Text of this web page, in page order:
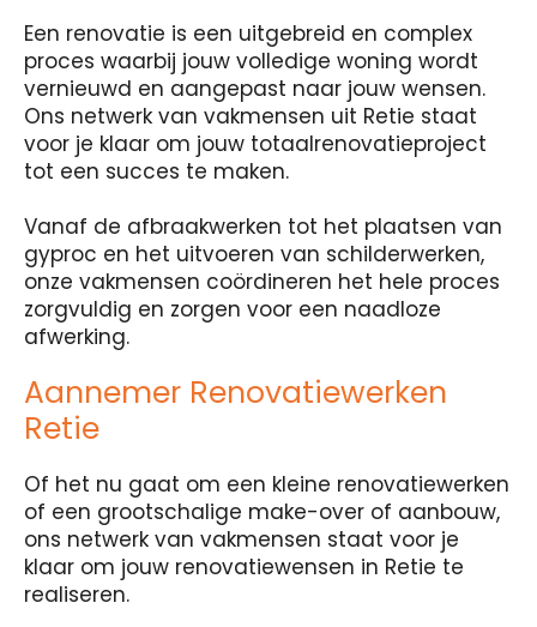
Een renovatie is een uitgebreid en complex
proces waarbij jouw volledige woning wordt
vernieuwd en aangepast naar jouw wensen.
Ons netwerk van vakmensen uit Retie staat
voor je klaar om jouw totaalrenovatieproject
tot een succes te maken.
Vanaf de afbraakwerken tot het plaatsen van
gyproc en het uitvoeren van schilderwerken,
onze vakmensen coördineren het hele proces
zorgvuldig en zorgen voor een naadloze
afwerking.
Aannemer Renovatiewerken
Retie
Of het nu gaat om een kleine renovatiewerken
of een grootschalige make-over of aanbouw,
ons netwerk van vakmensen staat voor je
klaar om jouw renovatiewensen in Retie te
realiseren.